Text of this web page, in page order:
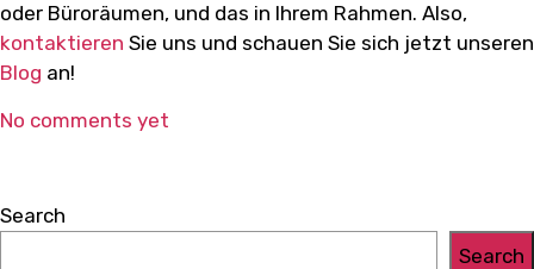
oder Büroräumen, und das in Ihrem Rahmen. Also,
kontaktieren Sie uns und schauen Sie sich jetzt unseren
Blog an!
No comments yet
Search
Search